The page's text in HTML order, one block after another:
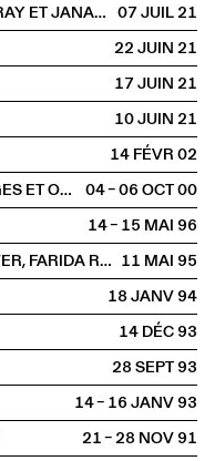
OLIVIA CSIKY TRNKA, NOÉ CAUDERAY ET JANA TRNKA 07 JUIL2021
22 JUIN2021
17 JUIN2021
10 JUIN2021
14 FÉVR2002
LA SCIENCE HÉLVÉTIQUE, ÉCHANGES ET OUVERTURE
04 – 06 OCT2000
14 – 15 MAI1996
DANIEL DE ROULET, MICHEL VINAVER, FARIDA RAHOUADJ 11 MAI1995
18 JANV1994
14 DÉC1993
28 SEPT1993
14 – 16 JANV1993
21 – 28 NOV1991